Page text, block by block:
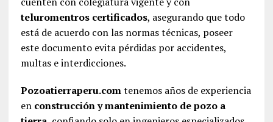
teluromentros certificados, asegurando que todo
está de acuerdo con las normas técnicas, poseer
este documento evita pérdidas por accidentes,
multas e interdicciones.
Pozoatierraperu.comtenemos años de experiencia
en construcción y mantenimiento de pozo a